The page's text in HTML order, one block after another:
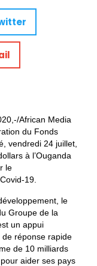
African Media
du Fonds
vendredi 24 juillet,
à l’Ouganda
le
19.
le
Groupe de la
un appui
réponse rapide
de 10 milliards
aider ses pays